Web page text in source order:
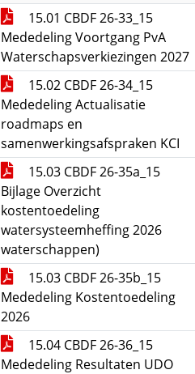
15.01 CBDF 26-33_15
Mededeling Voortgang PvA
Waterschapsverkiezingen 2027
15.02 CBDF 26-34_15
Mededeling Actualisatie
roadmaps en
samenwerkingsafspraken KCI
15.03 CBDF 26-35a_15
Bijlage Overzicht
kostentoedeling
watersysteemheffing 2026
waterschappen)
15.03 CBDF 26-35b_15
Mededeling Kostentoedeling
2026
15.04 CBDF 26-36_15
Mededeling Resultaten UDO